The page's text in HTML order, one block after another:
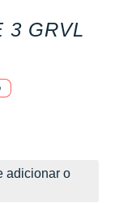
3 GRVL
adicionar o